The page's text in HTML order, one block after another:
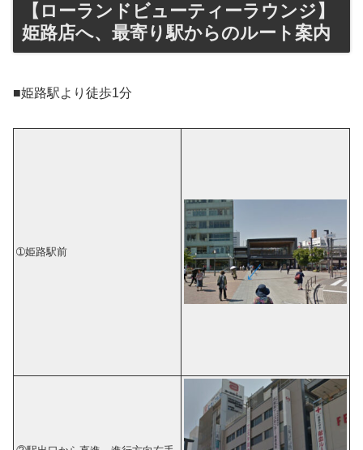
【ローランドビューティーラウンジ】
姫路店へ、最寄り駅からのルート案内
■姫路駅より徒歩1分
➀姫路駅前